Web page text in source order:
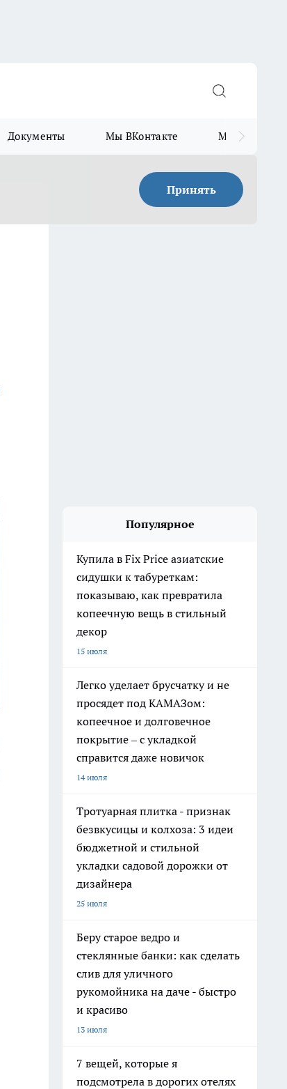
Документы Мы ВКонтакте Мы в
Принять
Популярное
Купила в Fix Price азиатские
сидушки к табуреткам:
показываю, как превратила
копеечную вещь в стильный
декор
15 июля
Легко уделает брусчатку и не
просядет под КАМАЗом:
копеечное и долговечное
покрытие – с укладкой
справится даже новичок
14 июля
Тротуарная плитка - признак
безвкусицы и колхоза: 3 идеи
бюджетной и стильной
укладки садовой дорожки от
дизайнера
25 июля
Беру старое ведро и
стеклянные банки: как сделать
слив для уличного
рукомойника на даче - быстро
и красиво
13 июля
7 вещей, которые я
подсмотрела в дорогих отелях